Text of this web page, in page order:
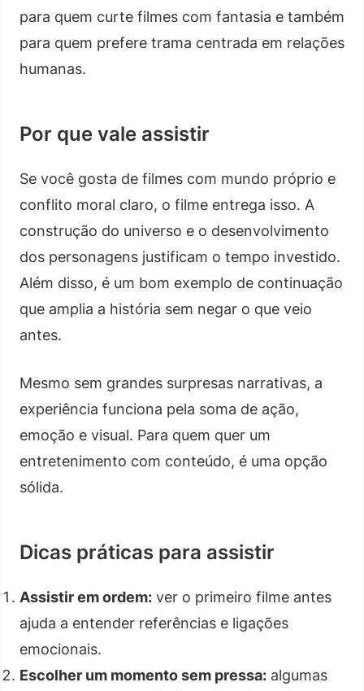
para quem curte filmes com fantasia e também
para quem prefere trama centrada em relações
humanas.
Por que vale assistir
Se você gosta de filmes com mundo próprio e
conflito moral claro, o filme entrega isso. A
construção do universo e o desenvolvimento
dos personagens justificam o tempo investido.
Além disso, é um bom exemplo de continuação
que amplia a história sem negar o que veio
antes.
Mesmo sem grandes surpresas narrativas, a
experiência funciona pela soma de ação,
emoção e visual. Para quem quer um
entretenimento com conteúdo, é uma opção
sólida.
Dicas práticas para assistir
Assistir em ordem: ver o primeiro filme antes
ajuda a entender referências e ligações
emocionais.
Escolher um momento sem pressa: algumas